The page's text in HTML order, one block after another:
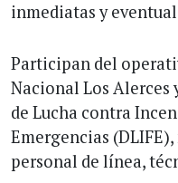
inmediatas y
Participan del
Nacional Los
de Lucha contra
Emergencias
personal de línea,